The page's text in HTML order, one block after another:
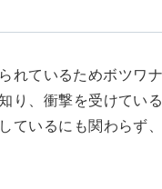
れているためボツワ
り、衝撃を受けてい
ているにも関わらず